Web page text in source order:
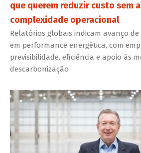
que querem reduzir custo sem
complexidade operacional
Relatórios globais indicam avanço
em performance energética, com
previsibilidade, eficiência e apoio às
descarbonização